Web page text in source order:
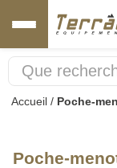
Accueil / Poche-
Poche-